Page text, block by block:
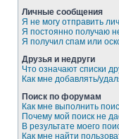
Личные сообщения
Я не могу отправить
Я постоянно получаю
Я получил спам или
Друзья и недруги
Что означают списки
Как мне добавлять/
Поиск по форумам
Как мне выполнить
Почему мой поиск не
В результате моего
Как мне найти